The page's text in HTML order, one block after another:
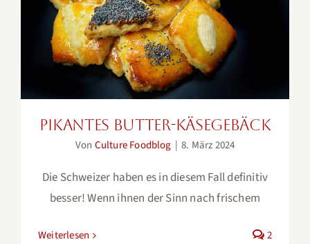
Pikantes Butter-Käsegebäck
Pikantes Butter-Käsegebäck
Von Culture Foodblog | 8. März 2024
Die Schweizer haben es in diesem Fall definitiv
besser! Wenn ihnen der Sinn nach frischem
Weiterlesen 2